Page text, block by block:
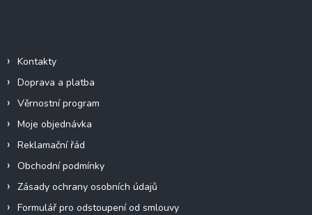
Kontakty
Doprava a platba
Věrnostní program
Moje objednávka
Reklamační řád
Obchodní podmínky
Zásady ochrany osobních údajů
Formulář pro odstoupení od smlouvy